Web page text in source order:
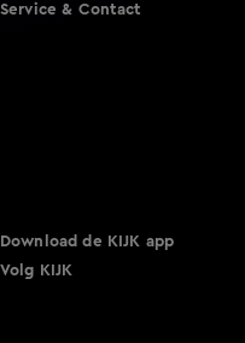
Service & Contact
Download de KIJK app
Volg KIJK